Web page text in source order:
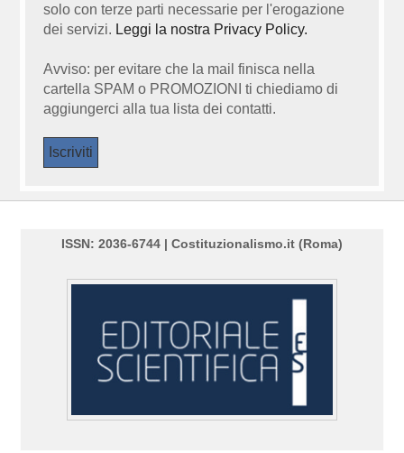
solo con terze parti necessarie per l'erogazione
dei servizi. Leggi la nostra Privacy Policy.
Avviso: per evitare che la mail finisca nella
cartella SPAM o PROMOZIONI ti chiediamo di
aggiungerci alla tua lista dei contatti.
ISSN: 2036-6744 | Costituzionalismo.it (Roma)